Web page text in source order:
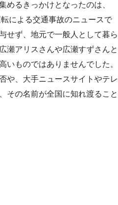
めるきっかけとなったのは、
による交通事故のニュースで
せず、地元で一般人として暮ら
瀬アリスさんや広瀬すずさんと
いものではありませんでした。
や、大手ニュースサイトやテレ
その名前が全国に知れ渡ること